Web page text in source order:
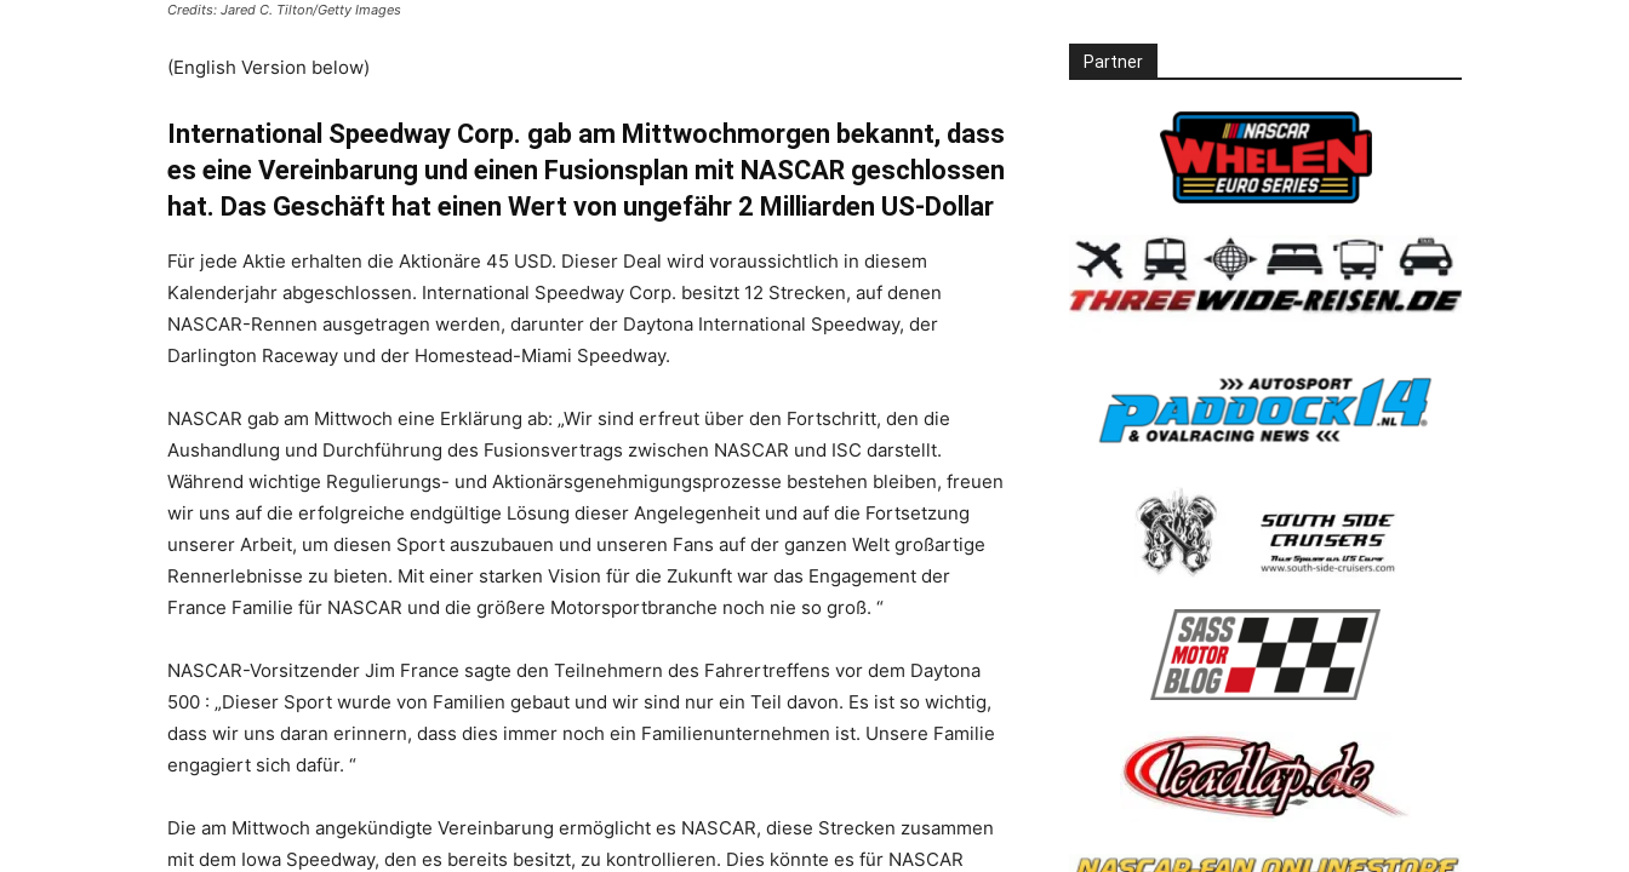
Credits: Jared C. Tilton/Getty Images
(English Version below)
International Speedway Corp. gab am Mittwochmorgen bekannt, dass
es eine Vereinbarung und einen Fusionsplan mit NASCAR geschlossen
hat. Das Geschäft hat einen Wert von ungefähr 2 Milliarden US-Dollar
Für jede Aktie erhalten die Aktionäre 45 USD. Dieser Deal wird voraussichtlich in diesem
Kalenderjahr abgeschlossen. International Speedway Corp. besitzt 12 Strecken, auf denen
NASCAR-Rennen ausgetragen werden, darunter der Daytona International Speedway, der
Darlington Raceway und der Homestead-Miami Speedway.
NASCAR gab am Mittwoch eine Erklärung ab: „Wir sind erfreut über den Fortschritt, den die
Aushandlung und Durchführung des Fusionsvertrags zwischen NASCAR und ISC darstellt.
Während wichtige Regulierungs- und Aktionärsgenehmigungsprozesse bestehen bleiben, freuen
wir uns auf die erfolgreiche endgültige Lösung dieser Angelegenheit und auf die Fortsetzung
unserer Arbeit, um diesen Sport auszubauen und unseren Fans auf der ganzen Welt großartige
Rennerlebnisse zu bieten. Mit einer starken Vision für die Zukunft war das Engagement der
France Familie für NASCAR und die größere Motorsportbranche noch nie so groß. “
NASCAR-Vorsitzender Jim France sagte den Teilnehmern des Fahrertreffens vor dem Daytona
500 : „Dieser Sport wurde von Familien gebaut und wir sind nur ein Teil davon. Es ist so wichtig,
dass wir uns daran erinnern, dass dies immer noch ein Familienunternehmen ist. Unsere Familie
engagiert sich dafür. “
Die am Mittwoch angekündigte Vereinbarung ermöglicht es NASCAR, diese Strecken zusammen
mit dem Iowa Speedway, den es bereits besitzt, zu kontrollieren. Dies könnte es für NASCAR
Partner